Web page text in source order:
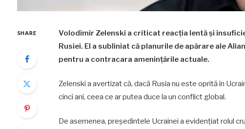
SHARE
Volodimir Zelenski a criticat reacția lentă și
Rusiei. El a subliniat că planurile de apărare ale
pentru a contracara amenințările actuale.
Zelenski a avertizat că, dacă Rusia nu este oprită în
cinci ani, ceea ce ar putea duce la un conflict global.
De asemenea, președintele Ucrainei a evidențiat rolul